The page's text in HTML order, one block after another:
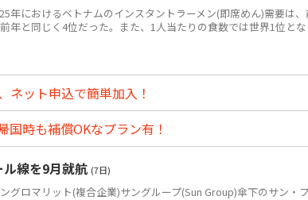
年におけるベトナムのインスタントラーメン(即席めん)需要は
年と同じく4位だった。また、1人当たりの食数では世界1位と
ネット申込で簡単加入！
時も補償OKなプラン有！
線を9月就航 (7日)
グロマリット(複合企業)サングループ(Sun Group)傘下のサン・